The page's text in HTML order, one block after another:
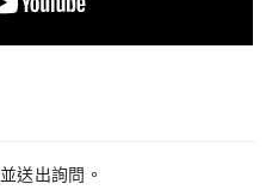
送出詢問。